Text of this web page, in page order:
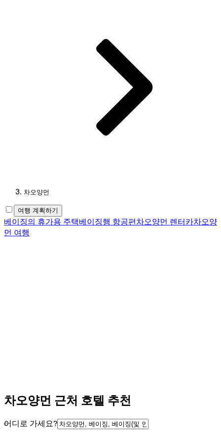
차오양먼
여행 계획하기
베이징의 휴가용 주택베이징행 항공편차오양먼 렌터카차오양
먼 여행
차오양먼 근처 호텔 추천
어디로 가세요?